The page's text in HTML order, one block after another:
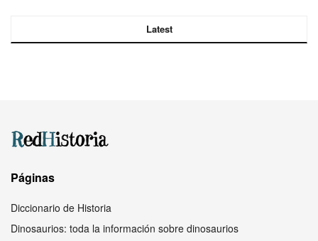
Latest
Páginas
Diccionario de Historia
Dinosaurios: toda la información sobre dinosaurios